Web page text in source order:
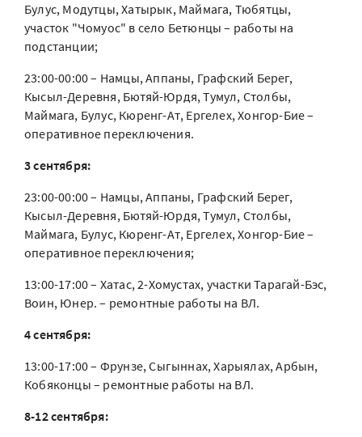
Булус, Модутцы, Хатырык, Маймага, Тюбятцы,
участок "Чомуос" в село Бетюнцы – работы на
подстанции;
23:00-00:00 – Намцы, Аппаны, Графский Берег,
Кысыл-Деревня, Бютяй-Юрдя, Тумул, Столбы,
Маймага, Булус, Кюренг-Ат, Ергелех, Хонгор-Бие –
оперативное переключения.
3 сентября:
23:00-00:00 – Намцы, Аппаны, Графский Берег,
Кысыл-Деревня, Бютяй-Юрдя, Тумул, Столбы,
Маймага, Булус, Кюренг-Ат, Ергелех, Хонгор-Бие –
оперативное переключения;
13:00-17:00 – Хатас, 2-Хомустах, участки Тарагай-Бэс,
Воин, Юнер. – ремонтные работы на ВЛ.
4 сентября:
13:00-17:00 – Фрунзе, Сыгыннах, Харыялах, Арбын,
Кобяконцы – ремонтные работы на ВЛ.
8-12 сентября: